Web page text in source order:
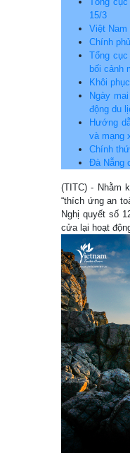
15/3
Việt
Chính
Tổng cục
bối cảnh
Khôi
Ngày
động du
Hướng
và mạng
Chính
Đà Nẵng
(TITC) - Nhằm
“thích ứng an
Nghị quyết số
cửa lại hoạt